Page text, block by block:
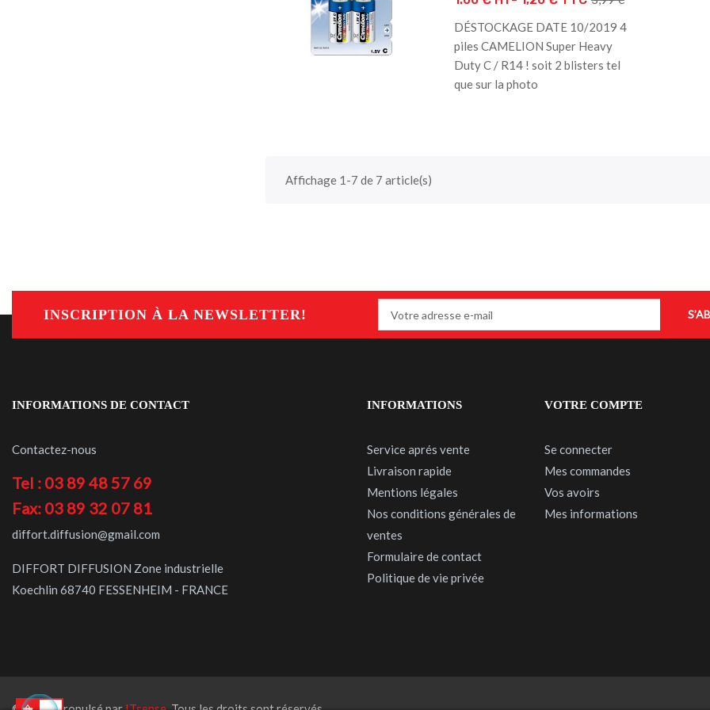
DÉSTOCKAGE DATE 10/2019 4
piles CAMELION Super Heavy
Duty C / R14 ! soit 2 blisters tel
que sur la photo
Affichage 1-7 de 7 article(s)
INSCRIPTION À LA NEWSLETTER!
INFORMATIONS DE CONTACT
Contactez-nous
Tel : 03 89 48 57 69
Fax: 03 89 32 07 81
diffort.diffusion@gmail.com
DIFFORT DIFFUSION Zone industrielle
Koechlin 68740 FESSENHEIM - FRANCE
INFORMATIONS
Service aprés vente
Livraison rapide
Mentions légales
Nos conditions générales de
ventes
Formulaire de contact
Politique de vie privée
VOTRE COMPTE
Se connecter
Mes commandes
Vos avoirs
Mes informations